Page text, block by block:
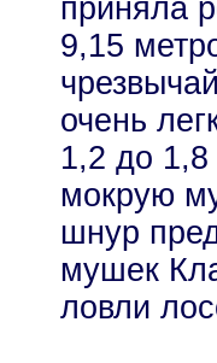
приняла
9,15
очень
1,2 до
мокрую
шнур
мушек
ловли